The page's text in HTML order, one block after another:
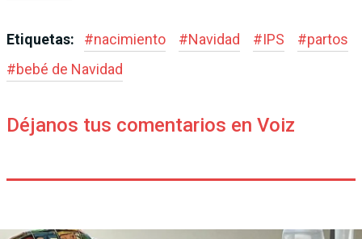
Etiquetas: #nacimiento #Navidad #IPS #partos
#bebé de Navidad
Déjanos tus comentarios en Voiz